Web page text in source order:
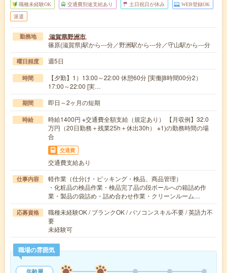
職種未経験OK 交通費別途支給あり 土日祝日が休み WEB登録OK
派遣
勤務地 滋賀県野洲市
篠原(滋賀県)駅から---分／野洲駅から---分／守山駅から---分
曜日頻度 週5日
時間
【夕勤】1）13:00～22:00 休憩60分 [実働]8時間00分2）
17:00～22:00 [実…
期間 即日～2ヶ月の短期
時給
時給1400円 ※交通費全額支給（規定あり） 【月収例】32.0
万円（20日勤務＋残業25h＋休出30h） ※1)の勤務時間の場
合
交通費
交通費支給あり
仕事内容
軽作業（仕分け・ピッキング・検品、商品管理）
・化粧品の検品作業・検品完了品の段ボールへの箱詰め作
業・製品の袋詰め・詰め合わせ作業・クリーンルーム…
応募資格
職種未経験OK / ブランクOK / パソコンスキル不要 / 英語力不
要
未経験可
職場の雰囲気
年齢層